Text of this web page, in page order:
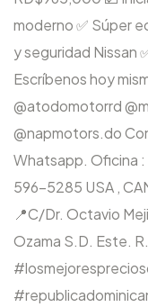
moderno ✅ Súper
y seguridad Nissan
Escríbenos hoy
@atodomotorrd
@napmotors.do
Whatsapp. Oficina
596-5285 USA ,
📍C/Dr. Octavio
Ozama S.D. Este.